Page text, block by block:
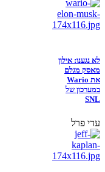
לא נגענו: אילון
מאסק מגלם
את Wario
במערכון של
SNL
עדי פרל